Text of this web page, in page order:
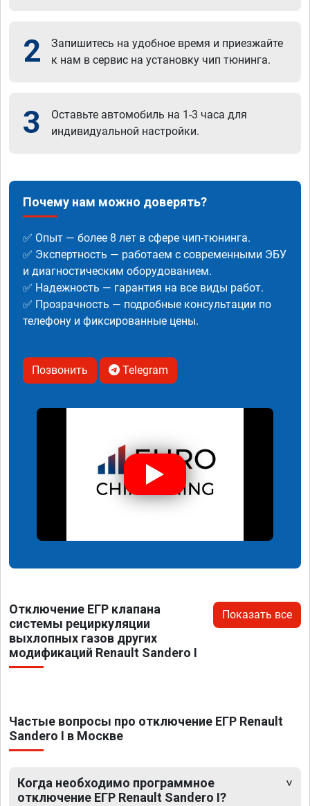
2
Запишитесь на удобное время и приезжайте
к нам в сервис на установку чип тюнинга.
3
Оставьте автомобиль на 1-3 часа для
индивидуальной настройки.
Почему нам можно доверять?
✅ Опыт — более 8 лет в сфере чип-тюнинга.
✅ Экспертность — работаем с современными ЭБУ
и диагностическим оборудованием.
✅ Надежность — гарантия на все виды работ.
✅ Прозрачность — подробные консультации по
телефону и фиксированные цены.
Позвонить Telegram
Отключение ЕГР клапана
системы рециркуляции
выхлопных газов других
модификаций Renault Sandero I
Показать все
Частые вопросы про отключение ЕГР Renault
Sandero I в Москве
Когда необходимо программное
отключение ЕГР Renault Sandero I?